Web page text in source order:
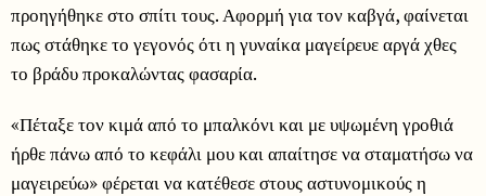
προηγήθηκε στο σπίτι τους. Αφορμή για τον καβγά, φαίνεται
πως στάθηκε το γεγονός ότι η γυναίκα μαγείρευε αργά χθες
το βράδυ προκαλώντας φασαρία.
«Πέταξε τον κιμά από το μπαλκόνι και με υψωμένη γροθιά
ήρθε πάνω από το κεφάλι μου και απαίτησε να σταματήσω να
μαγειρεύω» φέρεται να κατέθεσε στους αστυνομικούς η